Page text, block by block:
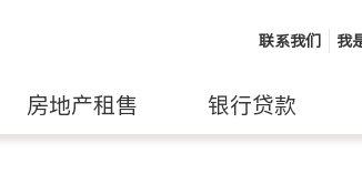
联系我们 我
房地产租售 银行贷款